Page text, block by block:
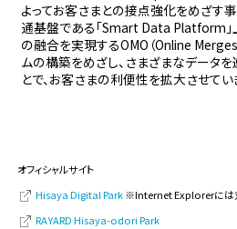
よってお客さまとの接点強化をめざす
通基盤である「Smart Data Platform」
の融合を実現するOMO（Online
ムの構築をめざし、さまざまなデータ
とで、お客さまの利便性を拡大させてい
オフィシャルサイト
Hisaya Digital Park※Internet Explorerには
RAYARD Hisaya-odori Park